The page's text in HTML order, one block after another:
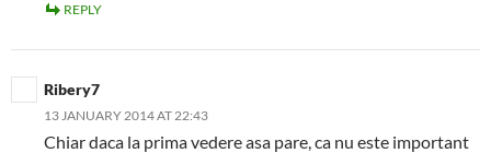
REPLY
Ribery7
13 JANUARY 2014 AT 22:43
Chiar daca la prima vedere asa pare, ca nu este important